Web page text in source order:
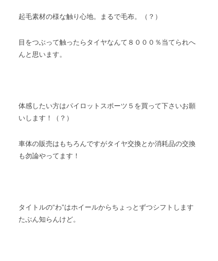
起毛素材の様な触り心地。まるで毛布。（？）
目をつぶって触ったらタイヤなんて８０００％当てられへ
んと思います。
体感したい方はパイロットスポーツ５を買って下さいお願
いします！（？）
車体の販売はもちろんですがタイヤ交換とか消耗品の交換
も勿論やってます！
タイトルの“わ”はホイールからちょっとずつシフトします
たぶん知らんけど。